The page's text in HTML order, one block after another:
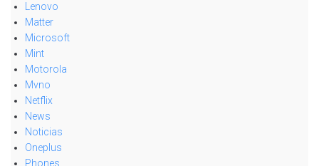
Lenovo
Matter
Microsoft
Mint
Motorola
Mvno
Netflix
News
Noticias
Oneplus
Phones